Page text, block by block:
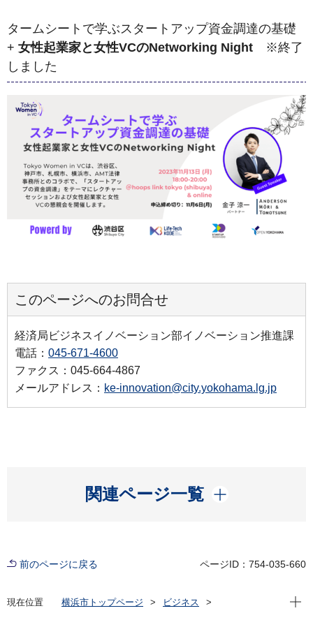
タームシートで学ぶスタートアップ資金調達の基礎
+ 女性起業家と女性VCのNetworking Night ※終了
しました
このページへのお問合せ
経済局ビジネスイノベーション部イノベーション推進課
電話： 045-671-4600
ファクス：045-664-4867
メールアドレス： ke-innovation@city.yokohama.lg.jp
関連ページ一覧
開く
前のページに戻る ページID：754-035-660
現在位置 横浜市トップページ
ビジネス
現在